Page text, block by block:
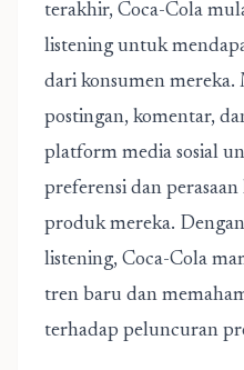
terakhir, Coca-Cola
listening untuk
dari konsumen mereka.
postingan, komentar,
platform media sosial
preferensi dan
produk mereka.
listening, Coca-Cola
tren baru dan
terhadap peluncuran